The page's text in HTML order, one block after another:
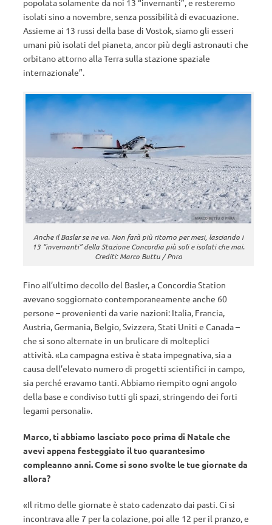
popolata solamente da noi 13 “invernanti”, e resteremo
isolati sino a novembre, senza possibilità di evacuazione.
Assieme ai 13 russi della base di Vostok, siamo gli esseri
umani più isolati del pianeta, ancor più degli astronauti che
orbitano attorno alla Terra sulla stazione spaziale
internazionale”.
Anche il Basler se ne va. Non farà più ritorno per mesi, lasciando i
13 “invernanti” della Stazione Concordia più soli e isolati che mai.
Crediti: Marco Buttu / Pnra
Fino all’ultimo decollo del Basler, a Concordia Station
avevano soggiornato contemporaneamente anche 60
persone – provenienti da varie nazioni: Italia, Francia,
Austria, Germania, Belgio, Svizzera, Stati Uniti e Canada –
che si sono alternate in un brulicare di molteplici
attività. «La campagna estiva è stata impegnativa, sia a
causa dell’elevato numero di progetti scientifici in campo,
sia perché eravamo tanti. Abbiamo riempito ogni angolo
della base e condiviso tutti gli spazi, stringendo dei forti
legami personali».
Marco, ti abbiamo lasciato poco prima di Natale che
avevi appena festeggiato il tuo quarantesimo
compleanno anni. Come si sono svolte le tue giornate da
allora?
«Il ritmo delle giornate è stato cadenzato dai pasti. Ci si
incontrava alle 7 per la colazione, poi alle 12 per il pranzo, e